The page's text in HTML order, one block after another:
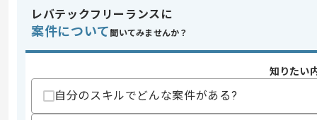
スキルに不安がある方へ
レバテックフリーランスに
案件について 聞いてみませんか？
知りたい
自分のスキルでどんな案件がある?